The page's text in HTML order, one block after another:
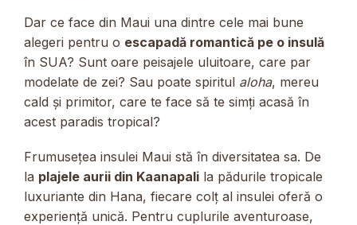
Dar ce face din Maui una dintre cele mai bune
alegeri pentru o escapadă romantică pe o insulă
în SUA? Sunt oare peisajele uluitoare, care par
modelate de zei? Sau poate spiritul aloha, mereu
cald și primitor, care te face să te simți acasă în
acest paradis tropical?
Frumusețea insulei Maui stă în diversitatea sa. De
la plajele aurii din Kaanapali la pădurile tropicale
luxuriante din Hana, fiecare colț al insulei oferă o
experiență unică. Pentru cuplurile aventuroase,